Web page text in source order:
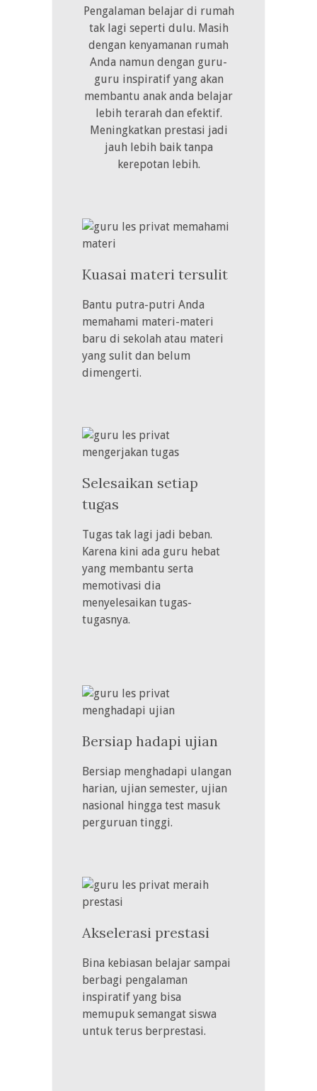
Pengalaman belajar di rumah
tak lagi seperti dulu. Masih
dengan kenyamanan rumah
Anda namun dengan guru-
guru inspiratif yang akan
membantu anak anda belajar
lebih terarah dan efektif.
Meningkatkan prestasi jadi
jauh lebih baik tanpa
kerepotan lebih.
Kuasai materi tersulit
Bantu putra-putri Anda
memahami materi-materi
baru di sekolah atau materi
yang sulit dan belum
dimengerti.
Selesaikan setiap
tugas
Tugas tak lagi jadi beban.
Karena kini ada guru hebat
yang membantu serta
memotivasi dia
menyelesaikan tugas-
tugasnya.
Bersiap hadapi ujian
Bersiap menghadapi ulangan
harian, ujian semester, ujian
nasional hingga test masuk
perguruan tinggi.
Akselerasi prestasi
Bina kebiasan belajar sampai
berbagi pengalaman
inspiratif yang bisa
memupuk semangat siswa
untuk terus berprestasi.